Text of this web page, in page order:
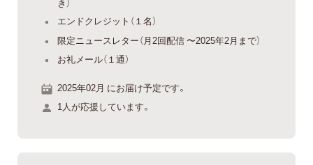
エンドクレジット（１名）
限定ニュースレター（月2回配信 〜2025年2月まで）
お礼メール（１通）
2025年02月 にお届け予定です。
1人が応援しています。